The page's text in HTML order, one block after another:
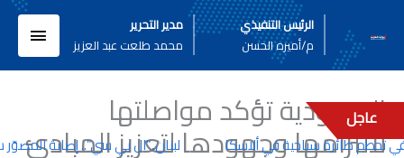
المحتوى
الرئيس التنفيذي
م/أميره الحسن
مدير التحرير
محمد طلعت عبد العزيز
عاجل
لبنان..”ال بي سي”.. إصابة
السعودية تؤكد مواصلتها
لالتزامها وجهودها لتعزيز المبادئ